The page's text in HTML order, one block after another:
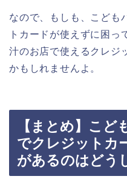
なので、もしも、こども
トカードが使えずに困っ
汁のお店で使えるクレジ
かもしれませんよ。
【まとめ】こど
でクレジットカ
があるのはどう